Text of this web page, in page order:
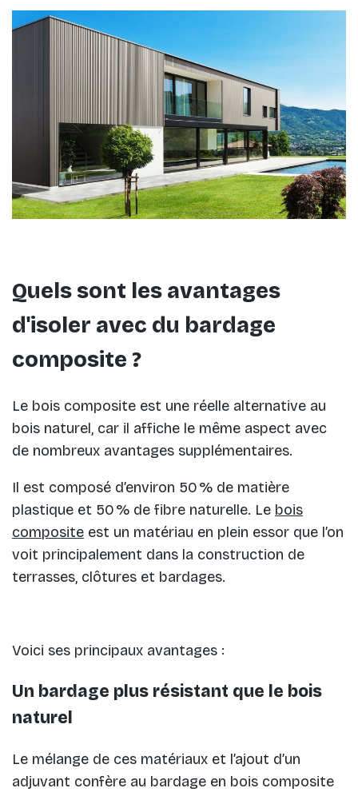
Quels sont les avantages
d'isoler avec du bardage
composite ?
Le bois composite est une réelle alternative au
bois naturel, car il affiche le même aspect avec
de nombreux avantages supplémentaires.
Il est composé d’environ 50 % de matière
plastique et 50 % de fibre naturelle. Le bois
composite est un matériau en plein essor que l’on
voit principalement dans la construction de
terrasses, clôtures et bardages.
Voici ses principaux avantages :
Un bardage plus résistant que le bois
naturel
Le mélange de ces matériaux et l’ajout d’un
adjuvant confère au bardage en bois composite